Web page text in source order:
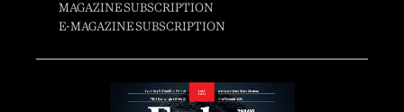
MAGAZINE SUBSCRIPTION
E-MAGAZINE SUBSCRIPTION